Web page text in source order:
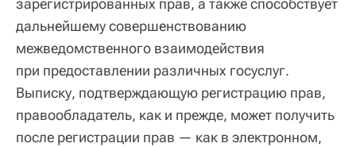
зарегистрированных прав, а также способствует
дальнейшему совершенствованию
межведомственного взаимодействия
при предоставлении различных госуслуг.
Выписку, подтверждающую регистрацию прав,
правообладатель, как и прежде, может получить
после регистрации прав — как в электронном,